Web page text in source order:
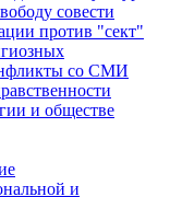
совести
против "сект"
со СМИ
и обществе
и